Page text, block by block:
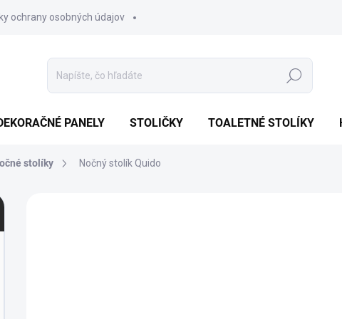
ochrany osobných údajov
Hľadať
PANELY STOLIČKY TOALETNÉ STOLÍKY
stolíky Nočný stolík Quido